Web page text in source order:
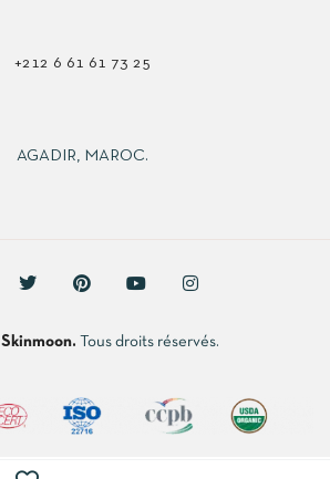
+212 6 61 61 73 25
AGADIR, MAROC.
Skinmoon. Tous droits réservés.